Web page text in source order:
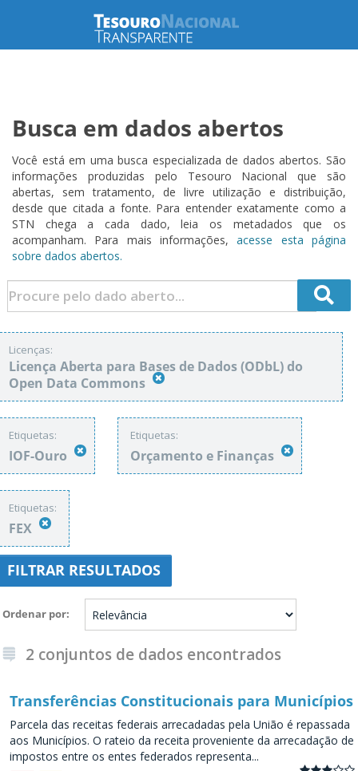
Busca em dados abertos
Você está em uma busca especializada de dados abertos. São
informações produzidas pelo Tesouro Nacional que são
abertas, sem tratamento, de livre utilização e distribuição,
desde que citada a fonte. Para entender exatamente como a
STN chega a cada dado, leia os metadados que os
acompanham. Para mais informações,acesse esta página
sobre dados abertos.
Licenças:
Licença Aberta para Bases de Dados (ODbL) do
Open Data Commons
Etiquetas:
IOF-Ouro
Etiquetas:
Orçamento e Finanças
Etiquetas:
FEX
FILTRAR RESULTADOS
Ordenar por
2 conjuntos de dados encontrados
Transferências Constitucionais para Municípios
Parcela das receitas federais arrecadadas pela União é repassada
aos Municípios. O rateio da receita proveniente da arrecadação de
impostos entre os entes federados representa...